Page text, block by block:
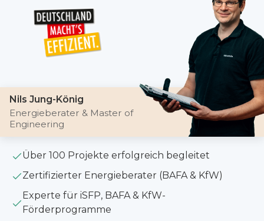
Nils Jung-König
Energieberater & Master of
Engineering
Über 100 Projekte erfolgreich begleitet
Zertifizierter Energieberater (BAFA & KfW)
Experte für iSFP, BAFA & KfW-
Förderprogramme